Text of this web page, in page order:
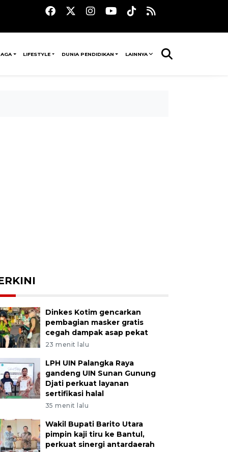
LIFESTYLE DUNIA PENDIDIKAN LAINNYA
Dinkes Kotim gencarkan
pembagian masker gratis
cegah dampak asap pekat
23 menit lalu
LPH UIN Palangka Raya
gandeng UIN Sunan Gunung
Djati perkuat layanan
sertifikasi halal
35 menit lalu
Wakil Bupati Barito Utara
pimpin kaji tiru ke Bantul,
perkuat sinergi antardaerah